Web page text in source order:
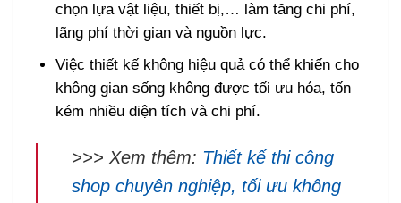
chọn lựa vật liệu, thiết bị,… làm tăng chi phí,
lãng phí thời gian và nguồn lực.
Việc thiết kế không hiệu quả có thể khiến cho
không gian sống không được tối ưu hóa, tốn
kém nhiều diện tích và chi phí.
>>> Xem thêm: Thiết kế thi công
shop chuyên nghiệp, tối ưu không